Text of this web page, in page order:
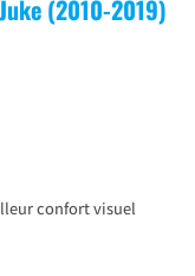
(2010-2019)
confort visuel